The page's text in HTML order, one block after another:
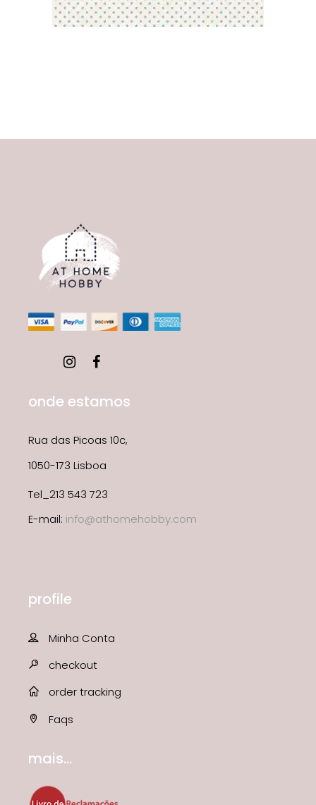
onde estamos
Rua das Picoas 10c,
1050-173 Lisboa
Tel_213 543 723
E-mail: info@athomehobby.com
profile
Minha Conta
checkout
order tracking
Faqs
mais...